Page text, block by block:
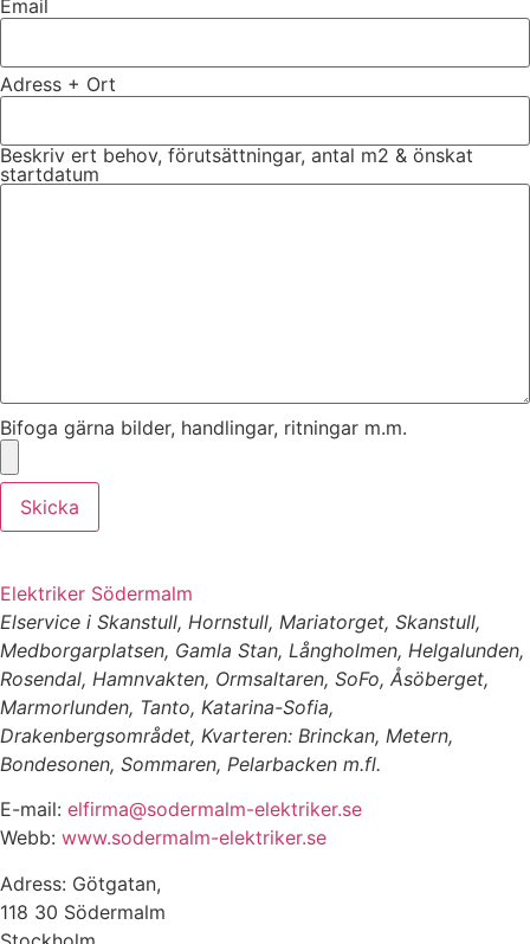
Email
Adress + Ort
Beskriv ert behov, förutsättningar, antal m2 & önskat
startdatum
Bifoga gärna bilder, handlingar, ritningar m.m.
Skicka
Elektriker Södermalm
Elservice i Skanstull, Hornstull, Mariatorget, Skanstull,
Medborgarplatsen, Gamla Stan, Långholmen, Helgalunden,
Rosendal, Hamnvakten, Ormsaltaren, SoFo, Åsöberget,
Marmorlunden, Tanto, Katarina-Sofia,
Drakenbergsområdet, Kvarteren: Brinckan, Metern,
Bondesonen, Sommaren, Pelarbacken m.fl.
E-mail: elfirma@sodermalm-elektriker.se
Webb: www.sodermalm-elektriker.se
Adress: Götgatan,
118 30 Södermalm